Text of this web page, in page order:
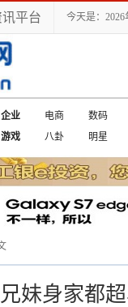
平台 今天是：
企业 电商
数码
游戏
八卦 明星
妹身家都